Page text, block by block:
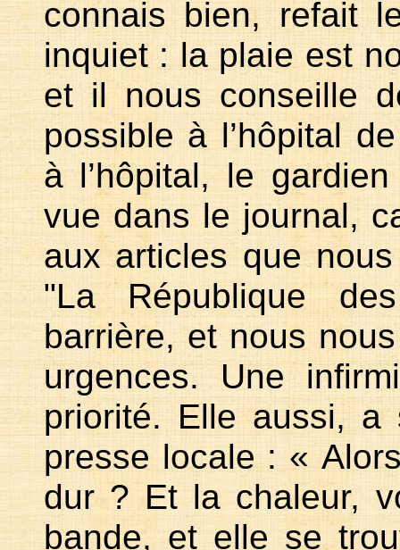
connais bien, refait
inquiet : la plaie est
et il nous conseille
possible à l’hôpital
à l’hôpital, le
vue dans le journal,
aux articles que
"La République
barrière, et nous
urgences. Une
priorité. Elle aussi,
presse locale : «
dur ? Et la chaleur,
bande, et elle se